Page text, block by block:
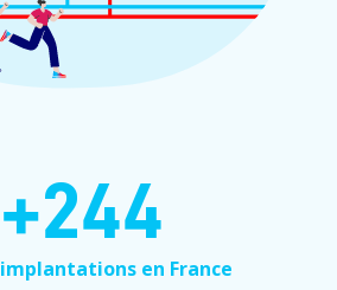
+283
implantations en France